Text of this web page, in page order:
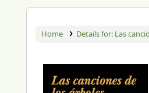
Home Details for: Las